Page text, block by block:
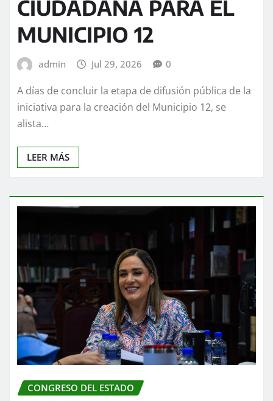
CIUDADANA PARA EL
MUNICIPIO 12
admin Jul 29, 2026 0
A días de concluir la etapa de difusión pública de la
iniciativa para la creación del Municipio 12, se
alista…
LEER MÁS
CONGRESO DEL ESTADO